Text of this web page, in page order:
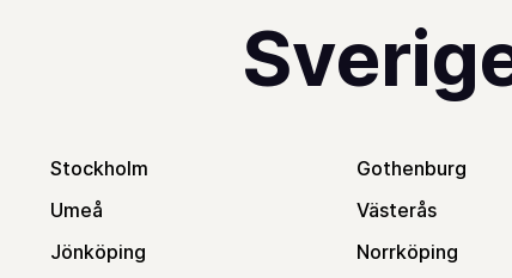
Stockholm Gothenburg
Umeå
Västerås
Jönköping
Norrköping